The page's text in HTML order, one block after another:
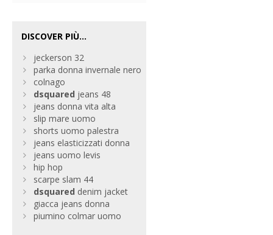
DISCOVER PIÙ...
jeckerson 32
parka donna invernale nero
colnago
dsquared jeans 48
jeans donna vita alta
slip mare uomo
shorts uomo palestra
jeans elasticizzati donna
jeans uomo levis
hip hop
scarpe slam 44
dsquared denim jacket
giacca jeans donna
piumino colmar uomo